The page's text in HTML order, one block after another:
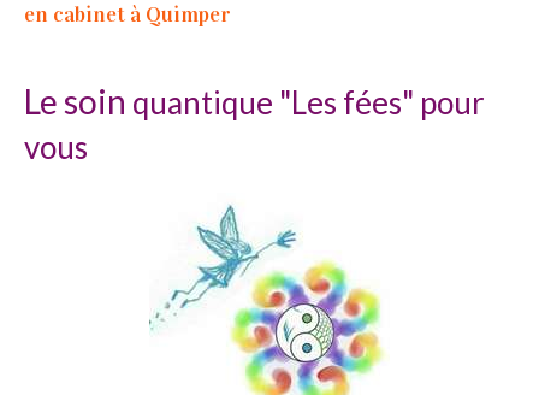
en cabinet à Quimper
Le soin quantique "Les fées" pour
vous